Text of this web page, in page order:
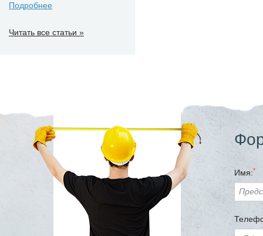
Подробнее
Читать все статьи »
Имя:*